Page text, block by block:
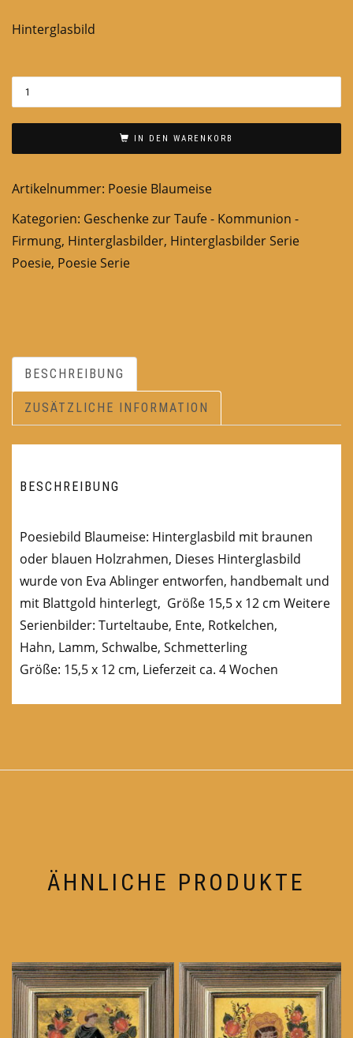
Hinterglasbild
IN DEN WARENKORB
Artikelnummer: Poesie Blaumeise
Kategorien: Geschenke zur Taufe - Kommunion -
Firmung, Hinterglasbilder, Hinterglasbilder Serie
Poesie, Poesie Serie
BESCHREIBUNG
ZUSÄTZLICHE INFORMATION
BESCHREIBUNG
Poesiebild Blaumeise: Hinterglasbild mit braunen
oder blauen Holzrahmen, Dieses Hinterglasbild
wurde von Eva Ablinger entworfen, handbemalt und
mit Blattgold hinterlegt, Größe 15,5 x 12 cm Weitere
Serienbilder: Turteltaube, Ente, Rotkelchen,
Hahn, Lamm, Schwalbe, Schmetterling
Größe: 15,5 x 12 cm, Lieferzeit ca. 4 Wochen
ÄHNLICHE PRODUKTE